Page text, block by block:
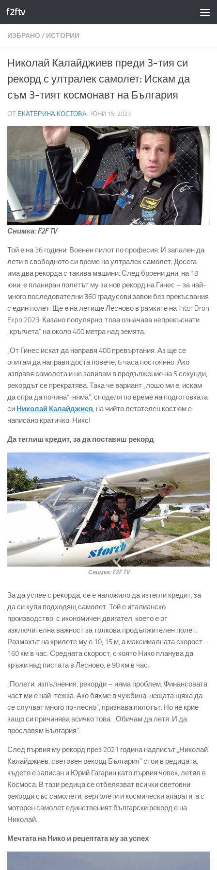
Към съдържанието
f2ftv
ИЗБРАНО / ИСТОРИИ
Николай Калайджиев преди 3-тия си
рекорд с ултралек самолет: Искам да
съм 3-тият космонавт на България
ОТ ЕКАТЕРИНА КОСТОВА · ЮНИ 15, 2023
Снимка: F2F TV
Той е на 36 години. Военен пилот по професия. И запален да
лети в свободното си време на ултралек самолет. Досега
има два рекорда с такива машини. След броени дни, на 18
юни, е планиран полетът му за нов рекорд на Гинес – за най-
много последователни 360 градусови завои без прекъсвания
с един полет. Ще е на летище Лесново в рамките на Inter Dron
Expo 2023. Казано популярно, това означава непрекъснати
„кръгчета“ на около 400 метра над земята.
„От Гинес искат да направя 400 превъртания. Аз ще се
опитам да направя доста повече, 6 часа постоянно. Ако
изправя самолета и не завивам в продължение на 5 секунди,
рекордът се прекратява. Така че вариант „лошо ми е, искам
да спра да почина“, няма“, споделя по време на подготовката
си Николай Калайджиев, на чийто летателен костюм е
написано кратичко: Никo!
Да теглиш кредит, за да поставиш рекорд
Снимка: F2F TV
За да успее с рекорда, се е наложило да изтегли кредит, за
да си купи подходящ самолет. Той е италианско
производство, с икономичен двигател, което е от
изключителна важност за толкова продължителен полет.
Размахът на крилете му е 10, 15 м, а максималната скорост –
160 км в час. Средната скорост, с която Нико планува да
кръжи над пистата в Лесново, е 90 км в час.
„Полети, изпълнения, рекорди – няма проблем. Финансовата
част ми е най-тежка. Ако бяхме в чужбина, нещата щяха да
се случват много по-лесно“, признава пилотът. Но не крие
защо си причинява всичко това: „Обичам да летя. И да
прославям България“.
След първия му рекорд през 2021 година надписът „Николай
Калайджиев, световен рекорд България“ стои в редицата,
където е записан и Юрий Гагарин като първия човек, летял в
Космоса. В тази редица се отбелязват всички световни
рекорди със самолети, вертолети и космически апарати, а с
моторен самолет единственият български рекорд е на
Николай.
Мечтата на Нико и рецептата му за успех